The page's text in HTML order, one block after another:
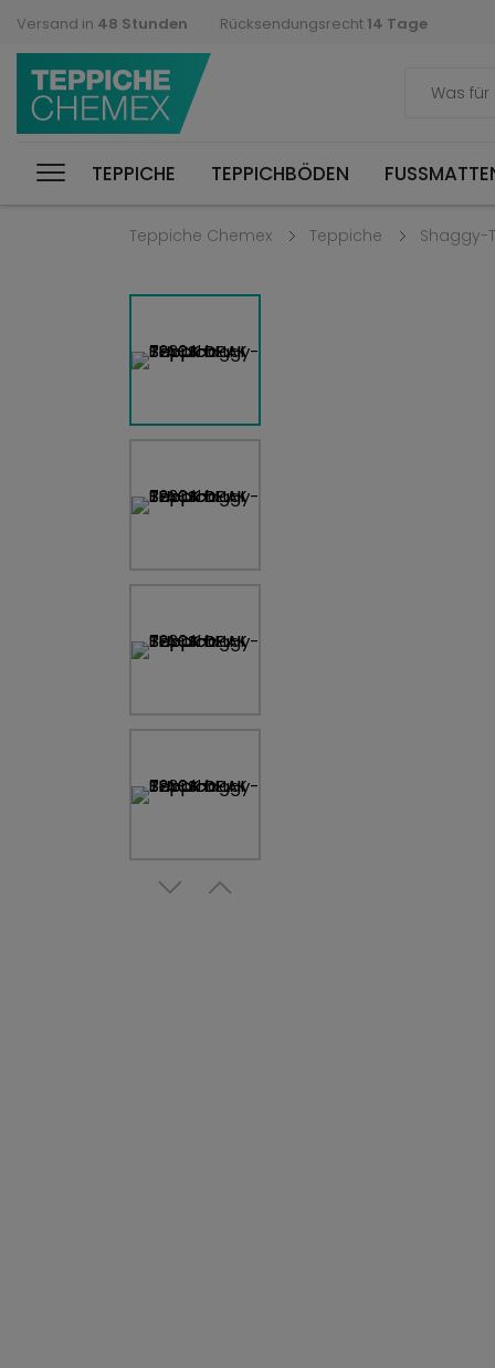
Versand in 48 Stunden Rücksendungsrecht 14 Tage
TEPPICHE TEPPICHBÖDEN FUSSMATTEN
Teppiche Chemex Teppiche Shaggy-